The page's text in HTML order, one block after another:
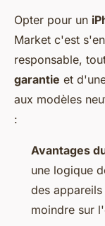
Opter pour un
Market c'est
responsable,
garantie et
aux modèles
:
Avantages
une logique
des
moindre sur